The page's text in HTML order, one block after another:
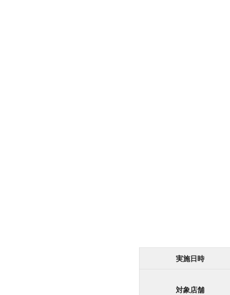
実施日時
対象店舗